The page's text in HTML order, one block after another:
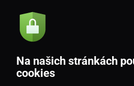
Akce a novinky e-mailem
Souhlasím sezásadami zpracování
Na našich stránkách
cookies